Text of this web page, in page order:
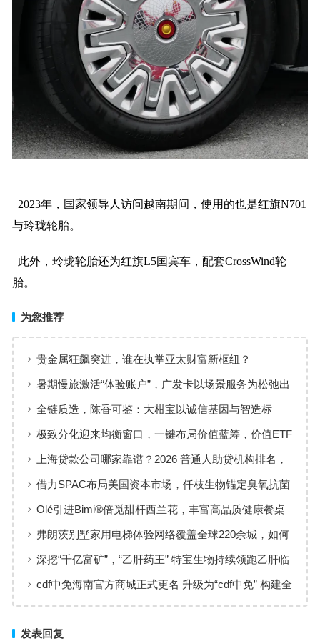
2023年，国家领导人访问越南期间，使用的也是红旗N701
与玲珑轮胎。
此外，玲珑轮胎还为红旗L5国宾车，配套CrossWind轮
胎。
为您推荐
贵金属狂飙突进，谁在执掌亚太财富新枢纽？
暑期慢旅激活“体验账户”，广发卡以场景服务为松弛出
行添彩
全链质造，陈香可鉴：大柑宝以诚信基因与智造标
准，定义新会陈皮高质量发展
极致分化迎来均衡窗口，一键布局价值蓝筹，价值ETF
华夏火热开售
上海贷款公司哪家靠谱？2026 普通人助贷机构排名，
工薪族借钱选择指南
借力SPAC布局美国资本市场，仟枝生物锚定臭氧抗菌
黄金赛道
Olé引进Bimi®倍觅甜杆西兰花，丰富高品质健康餐桌
新选择
弗朗茨别墅家用电梯体验网络覆盖全球220余城，如何
实现高效服务响应
深挖“千亿富矿”，“乙肝药王” 特宝生物持续领跑乙肝临
床治愈
cdf中免海南官方商城正式更名 升级为“cdf中免” 构建全
发表回复